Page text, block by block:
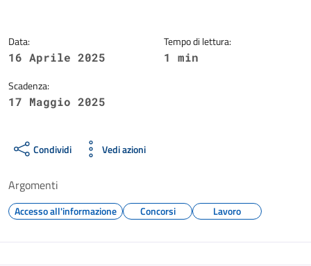
Data:
16 Aprile 2025
Scadenza:
17 Maggio 2025
Tempo di lettura:
1 min
Condividi Vedi azioni
Argomenti
Accesso all'informazione Concorsi Lavoro